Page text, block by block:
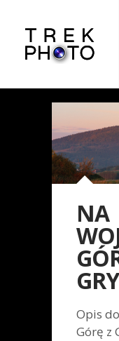
NA
Opis
Górę z